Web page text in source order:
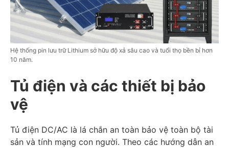
Hệ thống pin lưu trữ Lithium sở hữu độ xả sâu cao và tuổi thọ bền bỉ hơn
10 năm.
Tủ điện và các thiết bị bảo
vệ
Tủ điện DC/AC là lá chắn an toàn bảo vệ toàn bộ tài
sản và tính mạng con người. Theo các hướng dẫn an